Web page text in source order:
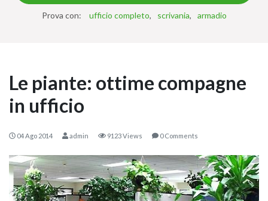
Prova con: ufficio completo scrivania armadio
CASSETTIERE
RECEPTION
TAVOLI RIUNIONE
ACCESSORI
Le piante: ottime compagne
in ufficio
04 Ago 2014 admin 9123 Views 0 Comments